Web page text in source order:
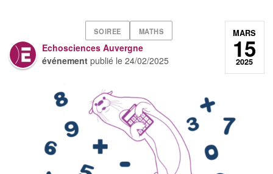
SOIREE MATHS
Echosciences Auvergne
événement publié le24/02/2025
MARS
15
2025